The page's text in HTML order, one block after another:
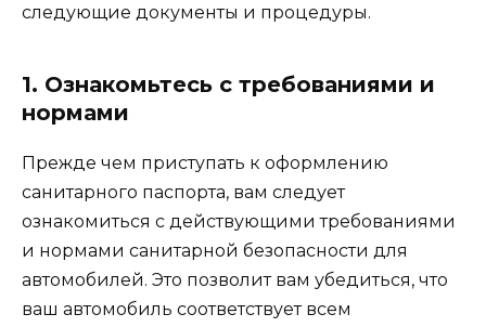
следующие документы и процедуры.
1. Ознакомьтесь с требованиями и
нормами
Прежде чем приступать к оформлению
санитарного паспорта, вам следует
ознакомиться с действующими требованиями
и нормами санитарной безопасности для
автомобилей. Это позволит вам убедиться, что
ваш автомобиль соответствует всем